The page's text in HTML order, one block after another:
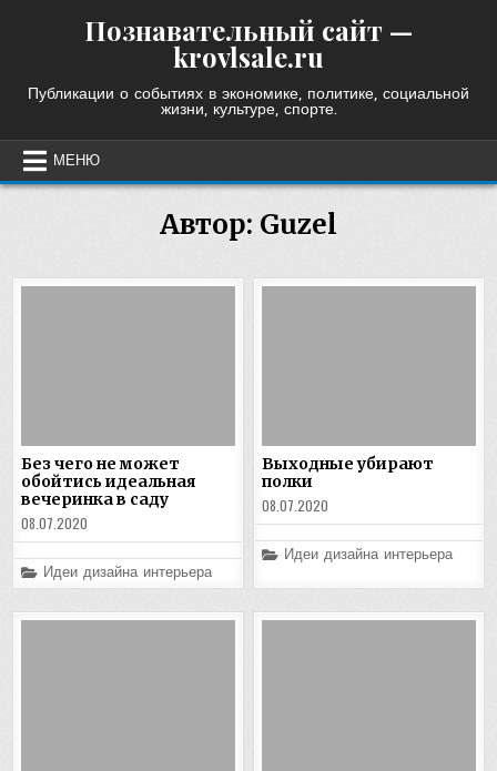
Познавательный сайт —
krovlsale.ru
Публикации о событиях в экономике, политике, социальной
жизни, культуре, спорте.
МЕНЮ
Автор: Guzel
Без чего не может
обойтись идеальная
вечеринка в саду
08.07.2020
Posted
in
Идеи дизайна интерьера
Выходные убирают
полки
08.07.2020
Posted
in
Идеи дизайна интерьера